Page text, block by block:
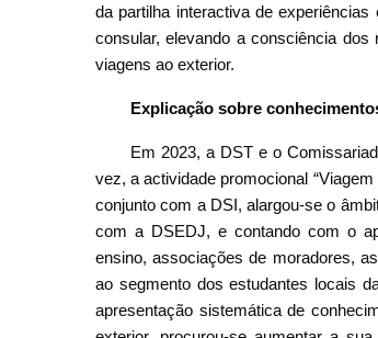
da partilha interactiva de
consular, elevando a consciência
viagens ao exterior.
Explicação sobre
Em 2023, a DST e o
vez, a actividade promocional
conjunto com a DSI, alargou-se o
com a DSEDJ, e contando com o
ensino, associações de moradores,
ao segmento dos estudantes locais
apresentação sistemática de